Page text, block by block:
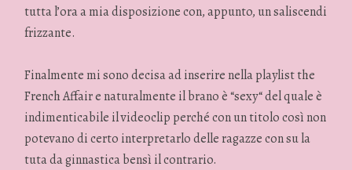
tutta l’ora a mia disposizione con, appunto, un saliscendi
frizzante.
Finalmente mi sono decisa ad inserire nella playlist the
French Affair e naturalmente il brano è “sexy“ del quale è
indimenticabile il videoclip perché con un titolo così non
potevano di certo interpretarlo delle ragazze con su la
tuta da ginnastica bensì il contrario.